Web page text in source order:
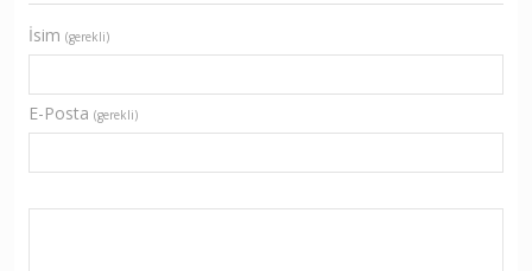
İsim (gerekli)
E-Posta (gerekli)